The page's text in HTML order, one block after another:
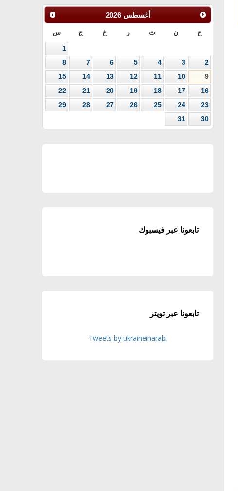
أغسطس 2026
ح ن ث ر خ ج س
1
2
3
4
5
6
7
8
9
10
11
12
13
14
15
16
17
18
19
20
21
22
23
24
25
26
27
28
29
30
31
تابعونا عبر فيسبوك
تابعونا عبر تويتر
Tweets by ukraineinarabi